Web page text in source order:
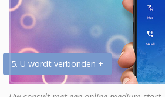
5. U wordt verbonden +